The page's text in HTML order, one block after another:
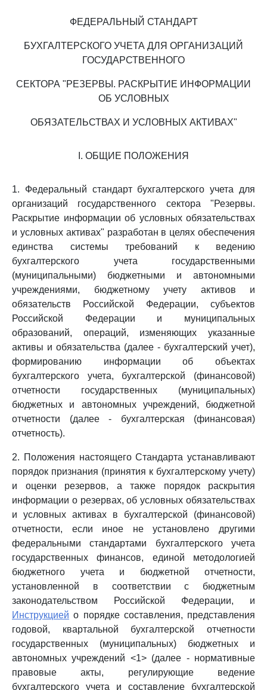
ФЕДЕРАЛЬНЫЙ СТАНДАРТ
БУХГАЛТЕРСКОГО УЧЕТА ДЛЯ ОРГАНИЗАЦИЙ
ГОСУДАРСТВЕННОГО
СЕКТОРА "РЕЗЕРВЫ. РАСКРЫТИЕ ИНФОРМАЦИИ
ОБ УСЛОВНЫХ
ОБЯЗАТЕЛЬСТВАХ И УСЛОВНЫХ АКТИВАХ"
I. ОБЩИЕ ПОЛОЖЕНИЯ
1. Федеральный стандарт бухгалтерского учета для
организаций государственного сектора "Резервы.
Раскрытие информации об условных обязательствах
и условных активах" разработан в целях обеспечения
единства системы требований к ведению
бухгалтерского учета государственными
(муниципальными) бюджетными и автономными
учреждениями, бюджетному учету активов и
обязательств Российской Федерации, субъектов
Российской Федерации и муниципальных
образований, операций, изменяющих указанные
активы и обязательства (далее - бухгалтерский учет),
формированию информации об объектах
бухгалтерского учета, бухгалтерской (финансовой)
отчетности государственных (муниципальных)
бюджетных и автономных учреждений, бюджетной
отчетности (далее - бухгалтерская (финансовая)
отчетность).
2. Положения настоящего Стандарта устанавливают
порядок признания (принятия к бухгалтерскому учету)
и оценки резервов, а также порядок раскрытия
информации о резервах, об условных обязательствах
и условных активах в бухгалтерской (финансовой)
отчетности, если иное не установлено другими
федеральными стандартами бухгалтерского учета
государственных финансов, единой методологией
бюджетного учета и бюджетной отчетности,
установленной в соответствии с бюджетным
законодательством Российской Федерации, и
Инструкцией о порядке составления, представления
годовой, квартальной бухгалтерской отчетности
государственных (муниципальных) бюджетных и
автономных учреждений <1> (далее - нормативные
правовые акты, регулирующие ведение
бухгалтерского учета и составление бухгалтерской